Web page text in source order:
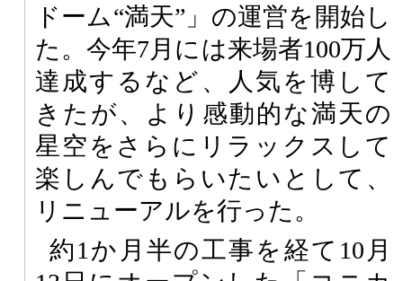
ドーム“満天”」の運営を開始し
た。今年7月には来場者100万人
達成するなど、人気を博して
きたが、より感動的な満天の
星空をさらにリラックスして
楽しんでもらいたいとして、
リニューアルを行った。
約1か月半の工事を経て10月